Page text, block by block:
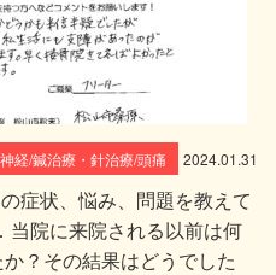
経/鍼治療・針治療/頭痛 2024.01.31
症状、悩み、問題を教えて
院に来院される以前は何
？その結果はどうでした